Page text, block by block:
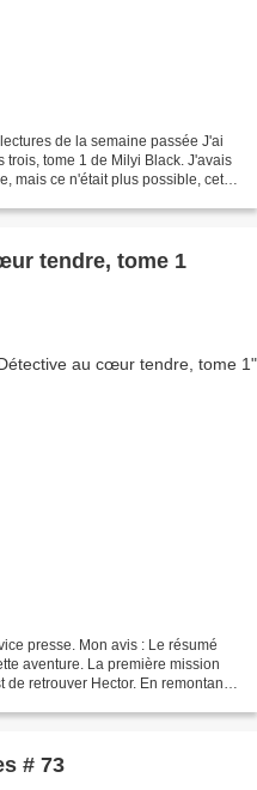
de la semaine passée J'ai
tome 1 de Milyi Black. J'avais
mais ce n'était plus possible, cette
tendre, tome 1
presse. Mon avis : Le résumé
aventure. La première mission
retrouver Hector. En remontant
# 73